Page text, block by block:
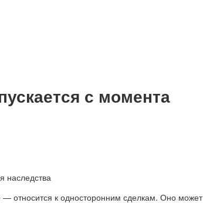
с момента
к односторонним сделкам. Оно может